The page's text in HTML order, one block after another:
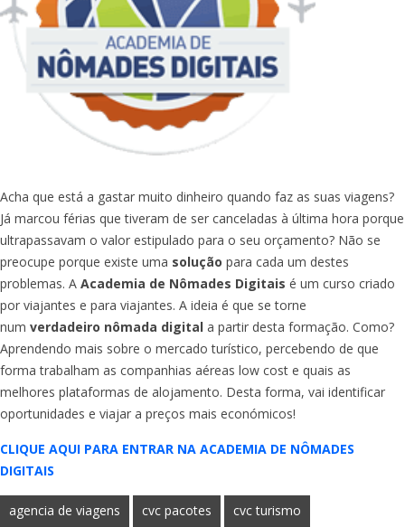
Acha que está a gastar muito dinheiro quando faz as suas viagens?
Já marcou férias que tiveram de ser canceladas à última hora porque
ultrapassavam o valor estipulado para o seu orçamento? Não se
preocupe porque existe uma solução para cada um destes
problemas. A Academia de Nômades Digitais é um curso criado
por viajantes e para viajantes. A ideia é que se torne
num verdadeiro nômada digital a partir desta formação. Como?
Aprendendo mais sobre o mercado turístico, percebendo de que
forma trabalham as companhias aéreas low cost e quais as
melhores plataformas de alojamento. Desta forma, vai identificar
oportunidades e viajar a preços mais económicos!
CLIQUE AQUI PARA ENTRAR NA ACADEMIA DE NÔMADES
DIGITAIS
agencia de viagens cvc pacotes cvc turismo